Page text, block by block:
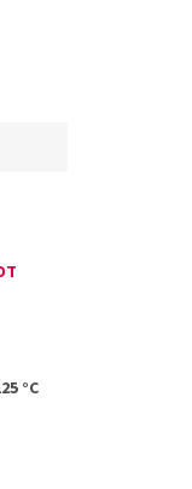
°C